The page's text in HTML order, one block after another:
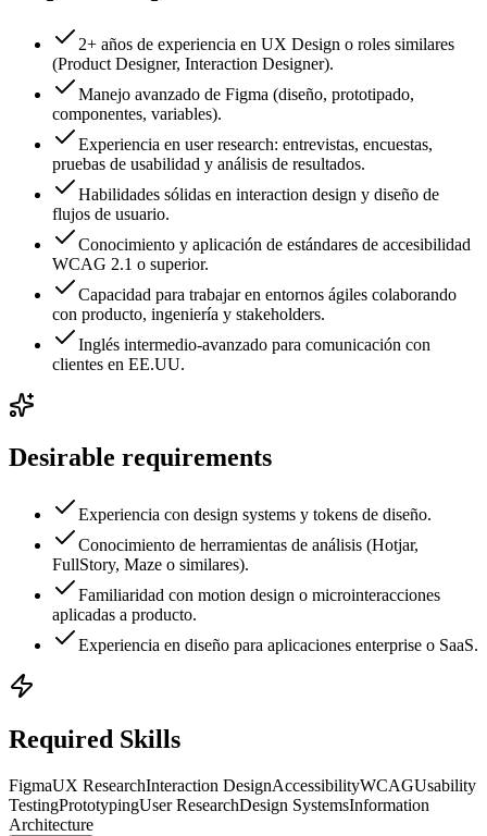
2+ años de experiencia en UX Design o roles similares
(Product Designer, Interaction Designer).
Manejo avanzado de Figma (diseño, prototipado,
componentes, variables).
Experiencia en user research: entrevistas, encuestas,
pruebas de usabilidad y análisis de resultados.
Habilidades sólidas en interaction design y diseño de
flujos de usuario.
Conocimiento y aplicación de estándares de accesibilidad
WCAG 2.1 o superior.
Capacidad para trabajar en entornos ágiles colaborando
con producto, ingeniería y stakeholders.
Inglés intermedio-avanzado para comunicación con
clientes en EE.UU.
Desirable requirements
Experiencia con design systems y tokens de diseño.
Conocimiento de herramientas de análisis (Hotjar,
FullStory, Maze o similares).
Familiaridad con motion design o microinteracciones
aplicadas a producto.
Experiencia en diseño para aplicaciones enterprise o SaaS.
Required Skills
FigmaUX ResearchInteraction DesignAccessibilityWCAGUsability
TestingPrototypingUser ResearchDesign SystemsInformation
Architecture